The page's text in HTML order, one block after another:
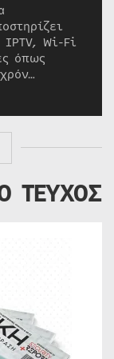
IPTV, Wi-Fi
όπως
ΤΕΥΧΟΣ